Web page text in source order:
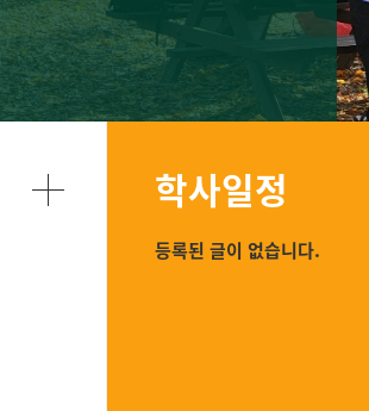
학사일정
등록된 글이 없습니다.